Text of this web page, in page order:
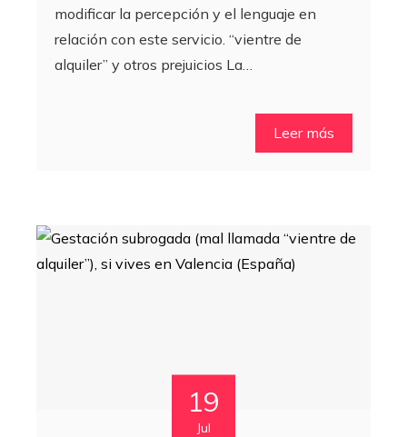
modificar la percepción y el lenguaje en
relación con este servicio. “vientre de
alquiler” y otros prejuicios La…
Leer más
19
Jul